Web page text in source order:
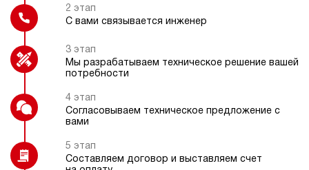
Пульт радиоуправления
Подогрев рабочей жидкости
2 этап
С вами связывается инженер
3 этап
Мы разрабатываем техническое решение вашей
потребности
4 этап
Согласовываем техническое предложение с
вами
5 этап
Составляем договор и выставляем счет